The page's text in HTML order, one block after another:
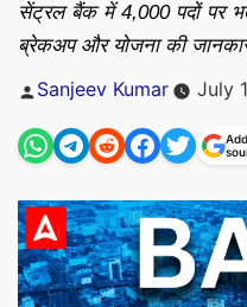
सेंट्रल बैंक में 4,000 पदों पर
ब्रेकअप और योजना की
Posted
Sanjeev Kumar July